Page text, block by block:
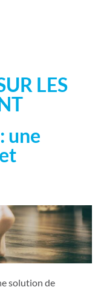
LES
une
solution de